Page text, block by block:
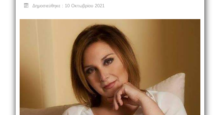
Δημοσιεύθηκε : 10 Οκτωβρίου 2021